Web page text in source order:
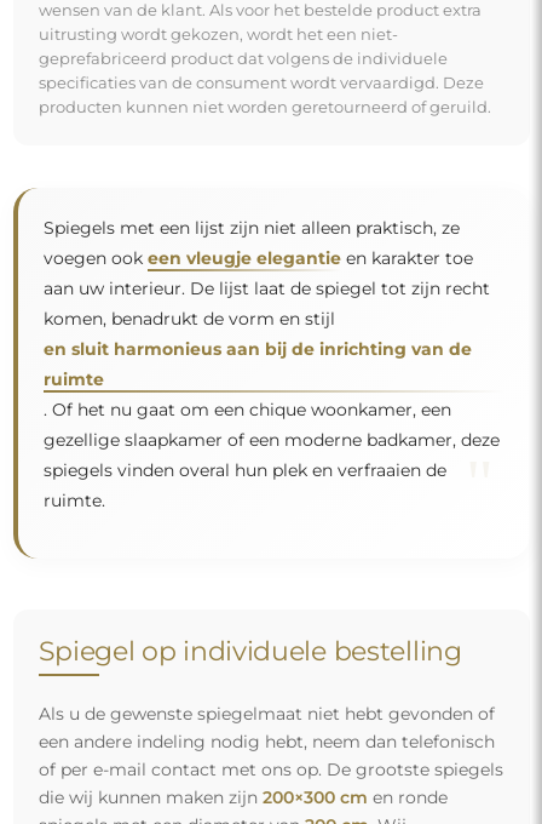
wensen van de klant. Als voor het bestelde product extra
uitrusting wordt gekozen, wordt het een niet-
geprefabriceerd product dat volgens de individuele
specificaties van de consument wordt vervaardigd. Deze
producten kunnen niet worden geretourneerd of geruild.
Spiegels met een lijst zijn niet alleen praktisch, ze
voegen ook een vleugje elegantieen karakter toe
aan uw interieur. De lijst laat de spiegel tot zijn recht
komen, benadrukt de vorm en stijl
en sluit harmonieus aan bij de inrichting van de
ruimte
. Of het nu gaat om een chique woonkamer, een
gezellige slaapkamer of een moderne badkamer, deze
spiegels vinden overal hun plek en verfraaien de
ruimte.
Spiegel op individuele bestelling
Als u de gewenste spiegelmaat niet hebt gevonden of
een andere indeling nodig hebt, neem dan telefonisch
of per e-mail contact met ons op. De grootste spiegels
die wij kunnen maken zijn 200×300 cm en ronde